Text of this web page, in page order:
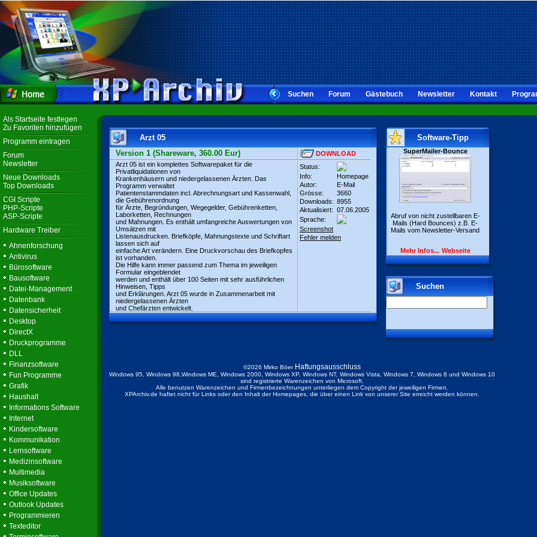
Suchen Forum Gästebuch Newsletter Kontakt
Als Startseite festlegen
Zu Favoriten hinzufügen
Programm eintragen
Forum
Newsletter
Neue Downloads
Top Downloads
CGI Scripte
PHP-Scripte
ASP-Scripte
Hardware Treiber
• Ahnenforschung
• Antivirus
• Bürosoftware
• Bausoftware
• Datei-Management
• Datenbank
• Datensicherheit
• Desktop
• DirectX
• Druckprogramme
• DLL
• Finanzsoftware
• Fun Programme
• Grafik
• Haushalt
• Informations Software
• Internet
• Kindersoftware
• Kommunikation
• Lernsoftware
• Medizinsoftware
• Multimedia
• Musiksoftware
• Office Updates
• Outlook Updates
• Programmieren
• Texteditor
Arzt 05
Version 1 (Shareware, 360.00 Eur)
DOWNLOAD
Arzt 05 ist ein komplettes Softwarepaket für die
Privatliquidationen von
Krankenhäusern und niedergelassenen Ärzten. Das
Programm verwaltet
Patientenstammdaten incl. Abrechnungsart und Kassenwahl,
die Gebührenordnung
für Ärzte, Begründungen, Wegegelder, Gebührenketten,
Laborketten, Rechnungen
und Mahnungen. Es enthält umfangreiche Auswertungen von
Umsätzen mit
Listenausdrucken. Briefköpfe, Mahnungstexte und Schriftart
lassen sich auf
einfache Art verändern. Eine Druckvorschau des Briefkopfes
ist vorhanden.
Die Hilfe kann immer passend zum Thema im jeweiligen
Formular eingeblendet
werden und enthält über 100 Seiten mit sehr ausführlichen
Hinweisen, Tipps
und Erklärungen. Arzt 05 wurde in Zusammenarbeit mit
niedergelassenen Ärzten
und Chefärzten entwickelt.
Status:
Info:
Homepage
Autor:
E-Mail
Grösse:
3660
Downloads: 8955
Aktualisiert: 07.06.2005
Sprache:
Screenshot
Fehler melden
Software-Tipp
SuperMailer-Bounce
Abruf von nicht zustellbaren E-
Mails (Hard Bounces) z.B. E-
Mails vom Newsletter-Versand
Mehr Infos... Webseite
Suchen
©2026 Mirko Böer Haftungsausschluss
Windows 95, Windows 98,Windows ME, Windows 2000, Windows XP, Windows NT, Windows Vista, Windows 7, Windows 8 und Windows 10
sind registrierte Warenzeichen von Microsoft.
Alle benutzen Warenzeichen und Firmenbezeichnungen unterliegen dem Copyright der jeweiligen Firmen.
XPArchiv.de haftet nicht für Links oder den Inhalt der Homepages, die über einen Link von unserer Site erreicht werden können.